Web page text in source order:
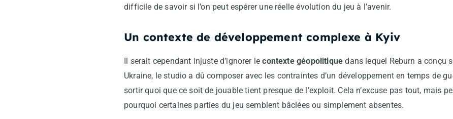
difficile de savoir si l’on peut espérer une réelle évolution du jeu à l’avenir.
Un contexte de développement complexe à Kyiv
Il serait cependant injuste d’ignorer lecontexte géopolitique dans lequel Reburn a conçu
Ukraine, le studio a dû composer avec les contraintes d’un développement en temps de
sortir quoi que ce soit de jouable tient presque de l’exploit. Cela n’excuse pas tout, mais
pourquoi certaines parties du jeu semblent bâclées ou simplement absentes.